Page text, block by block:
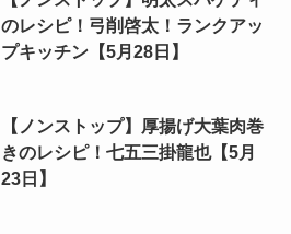
のレシピ！弓削啓太！ランクアッ
プキッチン【5月28日】
【ノンストップ】厚揚げ大葉肉巻
きのレシピ！七五三掛龍也【5月
23日】